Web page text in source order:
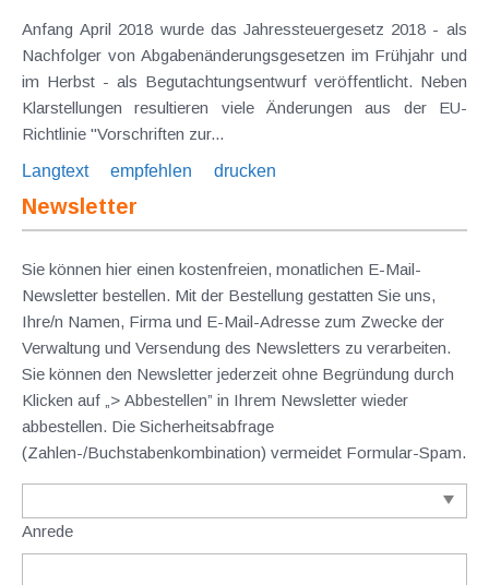
Anfang April 2018 wurde das Jahressteuergesetz 2018 - als
Nachfolger von Abgabenänderungsgesetzen im Frühjahr und
im Herbst - als Begutachtungsentwurf veröffentlicht. Neben
Klarstellungen resultieren viele Änderungen aus der EU-
Richtlinie "Vorschriften zur...
Langtext
empfehlen drucken
Newsletter
Sie können hier einen kostenfreien, monatlichen E-Mail-
Newsletter bestellen. Mit der Bestellung gestatten Sie uns,
Ihre/n Namen, Firma und E-Mail-Adresse zum Zwecke der
Verwaltung und Versendung des Newsletters zu verarbeiten.
Sie können den Newsletter jederzeit ohne Begründung durch
Klicken auf „> Abbestellen” in Ihrem Newsletter wieder
abbestellen. Die Sicherheitsabfrage
(Zahlen-/Buchstabenkombination) vermeidet Formular-Spam.
Anrede